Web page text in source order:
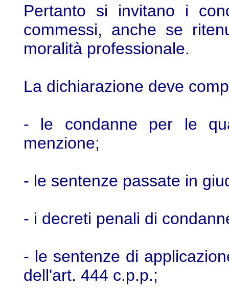
Pertanto si invitano i
commessi, anche se
moralità professionale.
La dichiarazione deve
- le condanne per le
menzione;
- le sentenze passate in
- i decreti penali di
- le sentenze di
dell'art. 444 c.p.p.;